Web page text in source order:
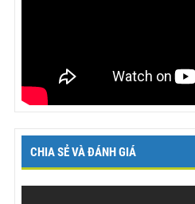
CHIA SẺ VÀ ĐÁNH GIÁ